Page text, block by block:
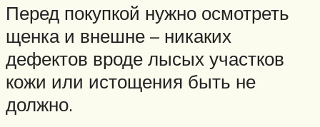
Перед покупкой нужно осмотреть
щенка и внешне – никаких
дефектов вроде лысых участков
кожи или истощения быть не
должно.